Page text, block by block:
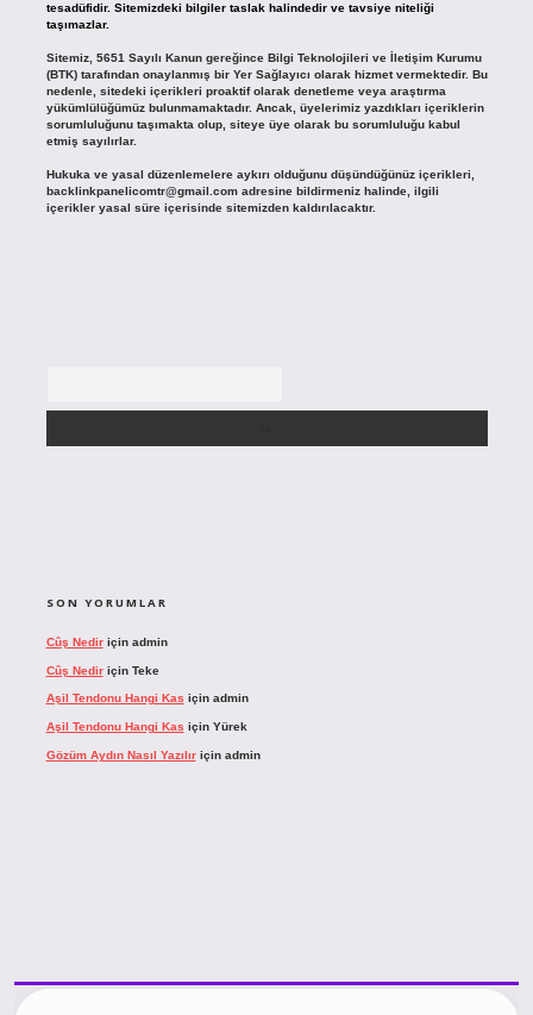
tesadüfidir. Sitemizdeki bilgiler taslak halindedir ve tavsiye niteliği
taşımazlar.
Sitemiz, 5651 Sayılı Kanun gereğince Bilgi Teknolojileri ve İletişim Kurumu
(BTK) tarafından onaylanmış bir Yer Sağlayıcı olarak hizmet vermektedir. Bu
nedenle, sitedeki içerikleri proaktif olarak denetleme veya araştırma
yükümlülüğümüz bulunmamaktadır. Ancak, üyelerimiz yazdıkları içeriklerin
sorumluluğunu taşımakta olup, siteye üye olarak bu sorumluluğu kabul
etmiş sayılırlar.
Hukuka ve yasal düzenlemelere aykırı olduğunu düşündüğünüz içerikleri,
backlinkpanelicomtr@gmail.comadresine bildirmeniz halinde, ilgili
içerikler yasal süre içerisinde sitemizden kaldırılacaktır.
SON YORUMLAR
Cûş Nediriçin admin
Cûş Nediriçin Teke
Aşil Tendonu Hangi Kas için admin
Aşil Tendonu Hangi Kas için Yürek
Gözüm Aydın Nasıl Yazılıriçin admin